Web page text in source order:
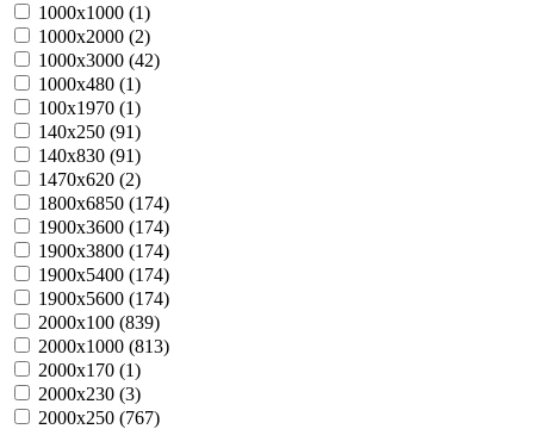
1000х1000 (1)
1000х2000 (2)
1000х3000 (42)
1000х480 (1)
100х1970 (1)
140х250 (91)
140х830 (91)
1470х620 (2)
1800х6850 (174)
1900х3600 (174)
1900х3800 (174)
1900х5400 (174)
1900х5600 (174)
2000х100 (839)
2000х1000 (813)
2000х170 (1)
2000х230 (3)
2000х250 (767)